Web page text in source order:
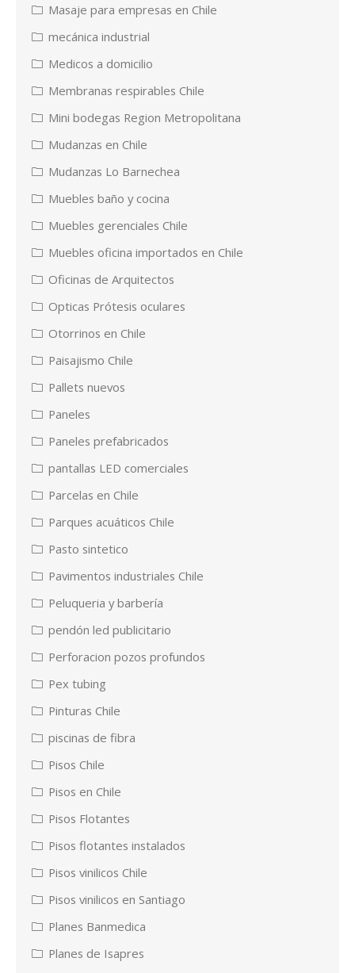
Masaje para empresas en Chile
mecánica industrial
Medicos a domicilio
Membranas respirables Chile
Mini bodegas Region Metropolitana
Mudanzas en Chile
Mudanzas Lo Barnechea
Muebles baño y cocina
Muebles gerenciales Chile
Muebles oficina importados en Chile
Oficinas de Arquitectos
Opticas Prótesis oculares
Otorrinos en Chile
Paisajismo Chile
Pallets nuevos
Paneles
Paneles prefabricados
pantallas LED comerciales
Parcelas en Chile
Parques acuáticos Chile
Pasto sintetico
Pavimentos industriales Chile
Peluqueria y barbería
pendón led publicitario
Perforacion pozos profundos
Pex tubing
Pinturas Chile
piscinas de fibra
Pisos Chile
Pisos en Chile
Pisos Flotantes
Pisos flotantes instalados
Pisos vinilicos Chile
Pisos vinilicos en Santiago
Planes Banmedica
Planes de Isapres